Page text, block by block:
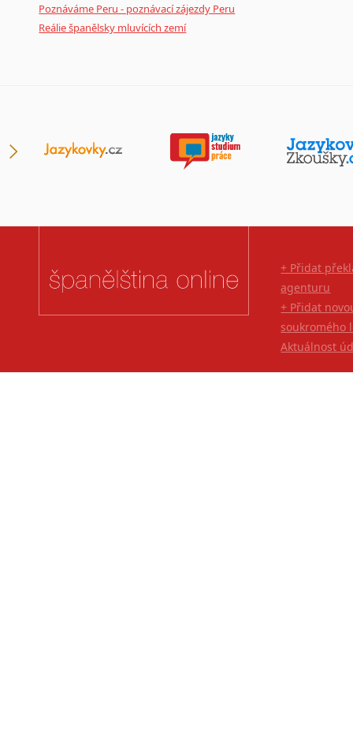
Poznáváme Peru - poznávací zájezdy Peru
Reálie španělsky mluvících zemí
+ Přidat
agenturu
+ Přidat
soukromého
Aktuálnost